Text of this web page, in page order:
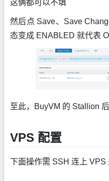
这俩都可以不填
然后点 Save、Save
态变成 ENABLED 就代表
至此，BuyVM 的 Stallion
VPS 配置
下面操作需 SSH 连上 VPS